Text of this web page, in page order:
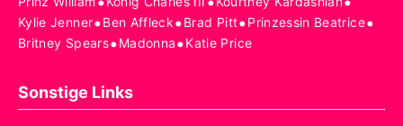
Kylie Jenner•Ben Affleck•Brad Pitt•Prinzessin Beatrice•
Britney Spears•Madonna•Katie Price
Sonstige Links